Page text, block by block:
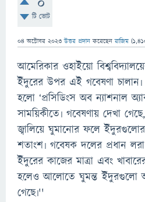
টি ভোট
04 অক্টোবর 2023 উত্তর প্রদান করেছেনরাজিম (
আমেরিকার ওহাইয়ো
ইঁদুরের উপর এই গবেষণা
হলো ‘প্রসিডিংস অব ন্যাশনাল
সাময়িকীতে৷ গবেষণায় দেখা
জ্বালিয়ে ঘুমানোর ফলে
শতাংশ৷ গবেষক দলের প্রধান
ইঁদুরের কাজের মাত্রা এবং
হলেও আলোতে ঘুমন্ত ইঁদুরগুলো
গেছে৷''